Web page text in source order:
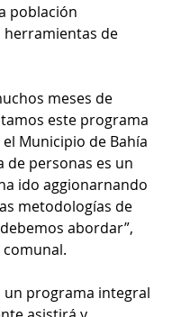
población
de
meses de
este programa
Municipio de Bahía
de personas es un
ido aggionarnando
metodologías de
abordar”,
comunal.
un programa integral